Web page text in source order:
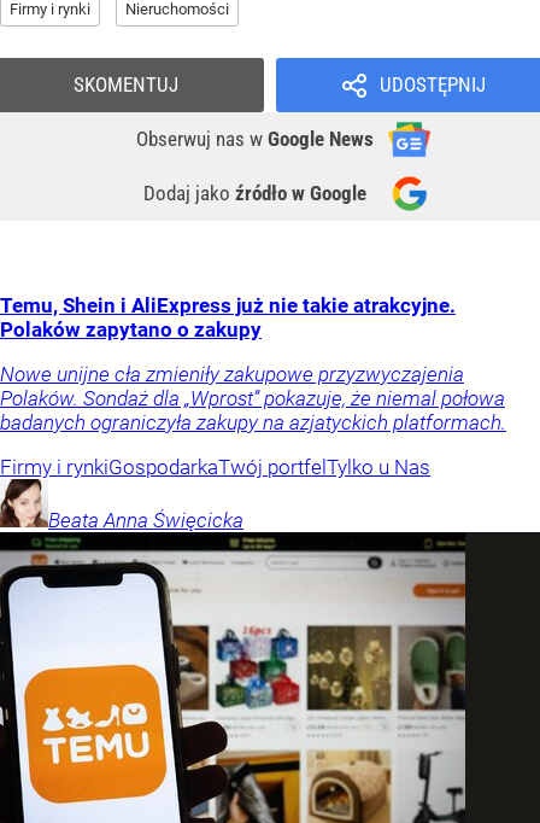
Firmy i rynki Nieruchomości
UDOSTĘPNIJ
Obserwuj nas w Google News
Dodaj jako źródło w Google
SKOMENTUJ
Temu, Shein i AliExpress już nie takie atrakcyjne.
Polaków zapytano o zakupy
Nowe unijne cła zmieniły zakupowe przyzwyczajenia
Polaków. Sondaż dla „Wprost” pokazuje, że niemal połowa
badanych ograniczyła zakupy na azjatyckich platformach.
Firmy i rynkiGospodarkaTwój portfel Tylko u Nas
Beata Anna Święcicka